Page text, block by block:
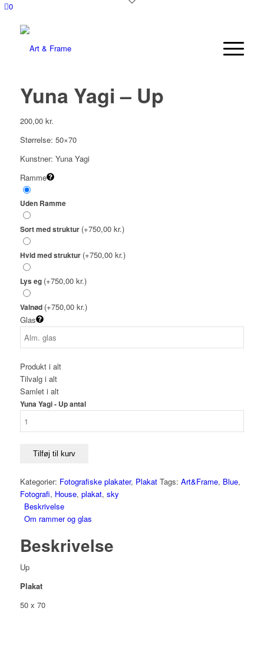
0
Yuna Yagi – Up
200,00 kr.
Størrelse: 50×70
Kunstner: Yuna Yagi
Ramme
Uden Ramme
Sort med struktur (+750,00 kr.)
Hvid med struktur (+750,00 kr.)
Lys eg (+750,00 kr.)
Valnød (+750,00 kr.)
Glas
Produkt i alt
Tilvalg i alt
Samlet i alt
Yuna Yagi - Up antal
Tilføj til kurv
Kategorier: Fotografiske plakater, Plakat Tags: Art&Frame, Blue,
Fotografi, House, plakat, sky
Beskrivelse
Om rammer og glas
Beskrivelse
Up
Plakat
50 x 70